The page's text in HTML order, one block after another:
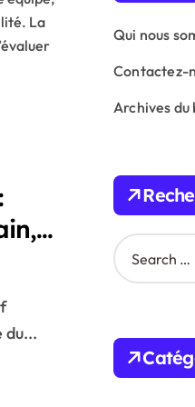
La
du...
Qui nous
Contactez-
Archives du
S
e
h
o